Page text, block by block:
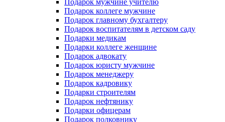
Подарок мужчине учителю
Подарок коллеге мужчине
Подарок главному бухгалтеру
Подарок воспитателям в детском саду
Подарки медикам
Подарки коллеге женщине
Подарок адвокату
Подарок юристу мужчине
Подарок менеджеру
Подарок кадровику
Подарки строителям
Подарок нефтянику
Подарки офицерам
Подарок полковнику